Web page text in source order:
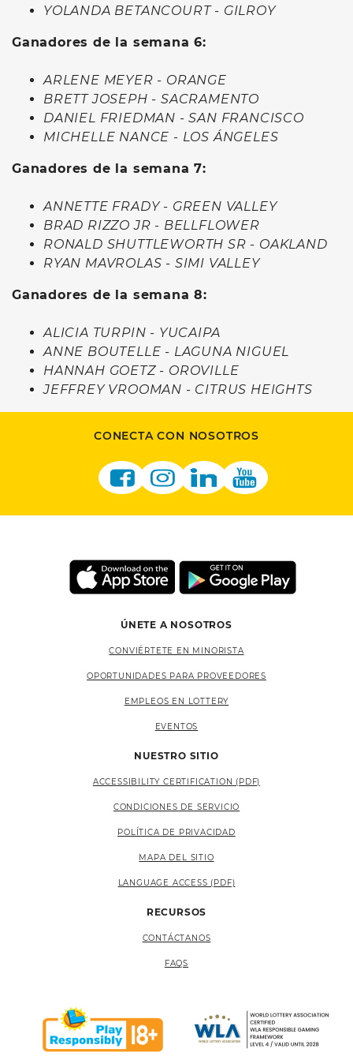
YOLANDA BETANCOURT - GILROY
Ganadores de la semana 6:
ARLENE MEYER - ORANGE
BRETT JOSEPH - SACRAMENTO
DANIEL FRIEDMAN - SAN FRANCISCO
MICHELLE NANCE - LOS ÁNGELES
Ganadores de la semana 7:
ANNETTE FRADY - GREEN VALLEY
BRAD RIZZO JR - BELLFLOWER
RONALD SHUTTLEWORTH SR - OAKLAND
RYAN MAVROLAS - SIMI VALLEY
Ganadores de la semana 8:
ALICIA TURPIN - YUCAIPA
ANNE BOUTELLE - LAGUNA NIGUEL
HANNAH GOETZ - OROVILLE
JEFFREY VROOMAN - CITRUS HEIGHTS
CONECTA CON NOSOTROS
ÚNETE A NOSOTROS
CONVIÉRTETE EN MINORISTA
OPORTUNIDADES PARA PROVEEDORES
EMPLEOS EN LOTTERY
EVENTOS
NUESTRO SITIO
ACCESSIBILITY CERTIFICATION (PDF)
CONDICIONES DE SERVICIO
POLÍTICA DE PRIVACIDAD
MAPA DEL SITIO
LANGUAGE ACCESS (PDF)
RECURSOS
CONTÁCTANOS
FAQS